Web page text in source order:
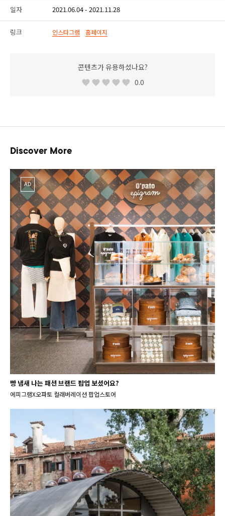
일자 2021.06.04 - 2021.11.28
링크 인스타그램 홈페이지
콘텐츠가 유용하셨나요?
0.0
Discover More
AD
빵 냄새 나는 패션 브랜드 팝업 보셨어요?
에피그램X오파토 컬래버레이션 팝업스토어